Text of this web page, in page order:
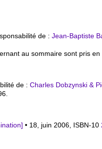
de : Jean-Baptiste
au sommaire sont pris en
de :Charles Dobzynski &
• 18, juin 2006, ISBN-10